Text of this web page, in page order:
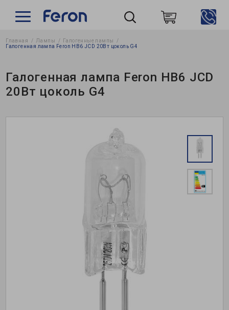
Главная Лампы
Галогенные лампы
Галогенная лампа Feron HB6 JCD 20Вт цоколь G4
Галогенная лампа Feron HB6 JCD
20Вт цоколь G4